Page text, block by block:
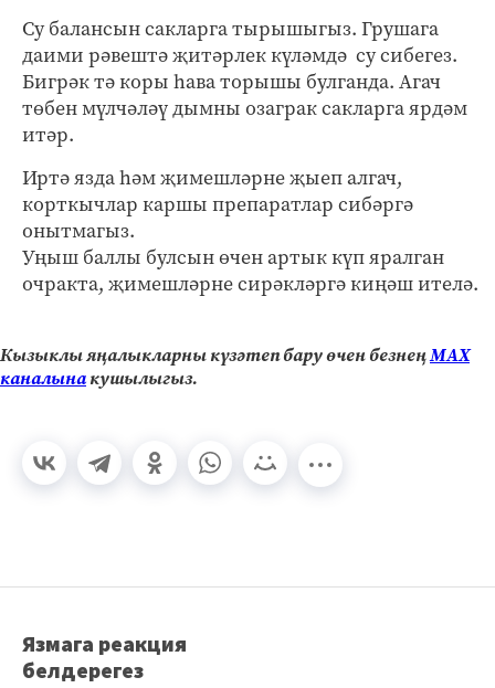
Су балансын сакларга тырышыгыз. Грушага
даими рәвештә җитәрлек күләмдә су сибегез.
Бигрәк тә коры һава торышы булганда. Агач
төбен мүлчәләү дымны озаграк сакларга ярдәм
итәр.
Иртә язда һәм җимешләрне җыеп алгач,
корткычлар каршы препаратлар сибәргә
онытмагыз.
Уңыш баллы булсын өчен артык күп яралган
очракта, җимешләрне сирәкләргә киңәш ителә.
Кызыклы яңалыкларны күзәтеп бару өчен безнеңМАХ
каналынакушылыгыз.
Язмага реакция
белдерегез